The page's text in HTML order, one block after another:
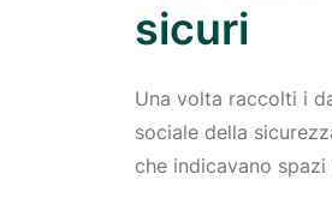
sicuri
Una volta raccolti i
sociale della
che indicavano spazi